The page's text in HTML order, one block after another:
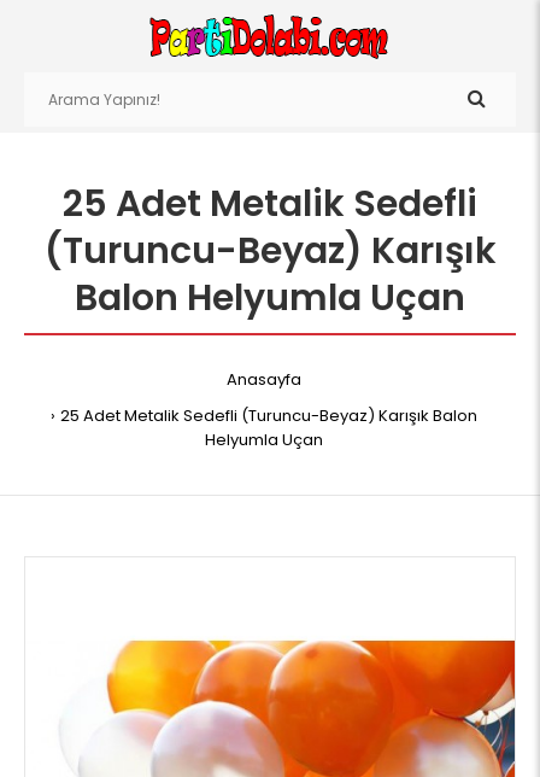
25 Adet Metalik Sedefli
(Turuncu-Beyaz) Karışık
Balon Helyumla Uçan
Anasayfa
25 Adet Metalik Sedefli (Turuncu-Beyaz) Karışık Balon
Helyumla Uçan